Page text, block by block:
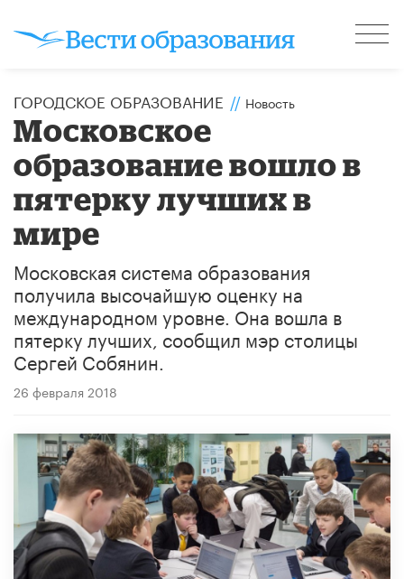
ГОРОДСКОЕ ОБРАЗОВАНИЕ // Новость
Московское
образование вошло в
пятерку лучших в
мире
Московская система образования
получила высочайшую оценку на
международном уровне. Она вошла в
пятерку лучших, сообщил мэр столицы
Сергей Собянин.
26 февраля 2018